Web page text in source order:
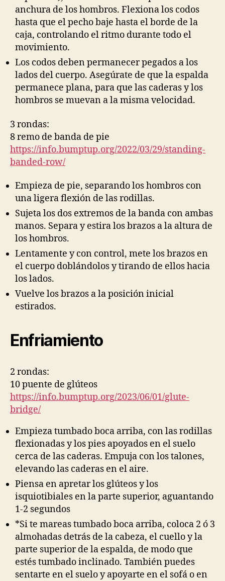
anchura de los hombros. Flexiona los codos
hasta que el pecho baje hasta el borde de la
caja, controlando el ritmo durante todo el
movimiento.
Los codos deben permanecer pegados a los
lados del cuerpo. Asegúrate de que la espalda
permanece plana, para que las caderas y los
hombros se muevan a la misma velocidad.
3 rondas:
8 remo de banda de pie
https://info.bumptup.org/2022/03/29/standing-
banded-row/
Empieza de pie, separando los hombros con
una ligera flexión de las rodillas.
Sujeta los dos extremos de la banda con ambas
manos. Separa y estira los brazos a la altura de
los hombros.
Lentamente y con control, mete los brazos en
el cuerpo doblándolos y tirando de ellos hacia
los lados.
Vuelve los brazos a la posición inicial
estirados.
Enfriamiento
2 rondas:
10 puente de glúteos
https://info.bumptup.org/2023/06/01/glute-
bridge/
Empieza tumbado boca arriba, con las rodillas
flexionadas y los pies apoyados en el suelo
cerca de las caderas. Empuja con los talones,
elevando las caderas en el aire.
Piensa en apretar los glúteos y los
isquiotibiales en la parte superior, aguantando
1-2 segundos
*Si te mareas tumbado boca arriba, coloca 2 ó 3
almohadas detrás de la cabeza, el cuello y la
parte superior de la espalda, de modo que
estés tumbado inclinado. También puedes
sentarte en el suelo y apoyarte en el sofá o en